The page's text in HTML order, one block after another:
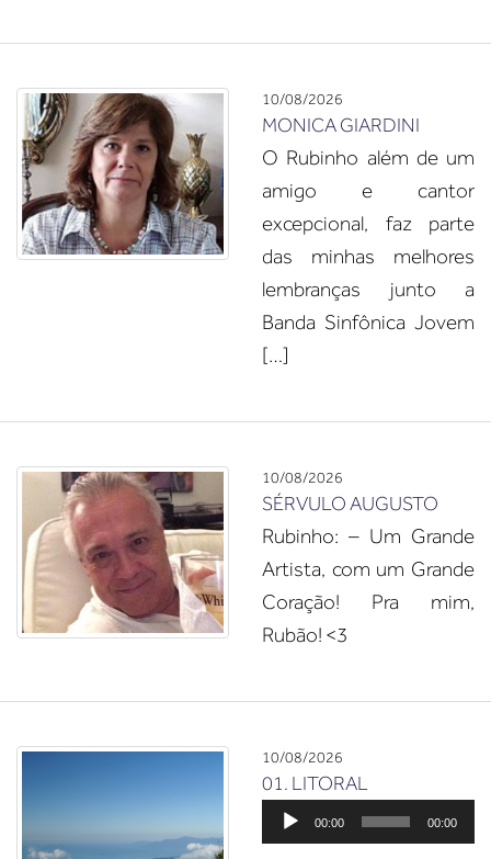
10/08/2026
MONICA GIARDINI
O Rubinho além de um
amigo e cantor
excepcional, faz parte
das minhas melhores
lembranças junto a
Banda Sinfônica Jovem
[…]
10/08/2026
SÉRVULO AUGUSTO
Rubinho: – Um Grande
Artista, com um Grande
Coração! Pra mim,
Rubão! <3
10/08/2026
01. LITORAL
Tocador
de
00:00 00:00